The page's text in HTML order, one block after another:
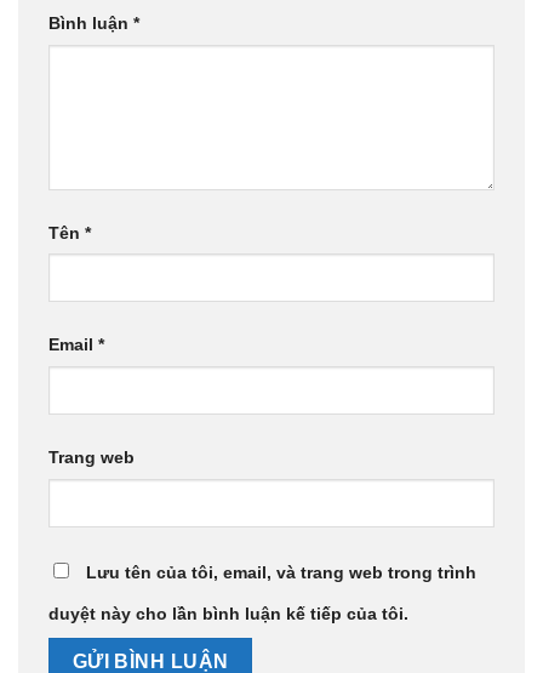
Bình luận *
Tên *
Email *
Trang web
Lưu tên của tôi, email, và trang web trong trình
duyệt này cho lần bình luận kế tiếp của tôi.